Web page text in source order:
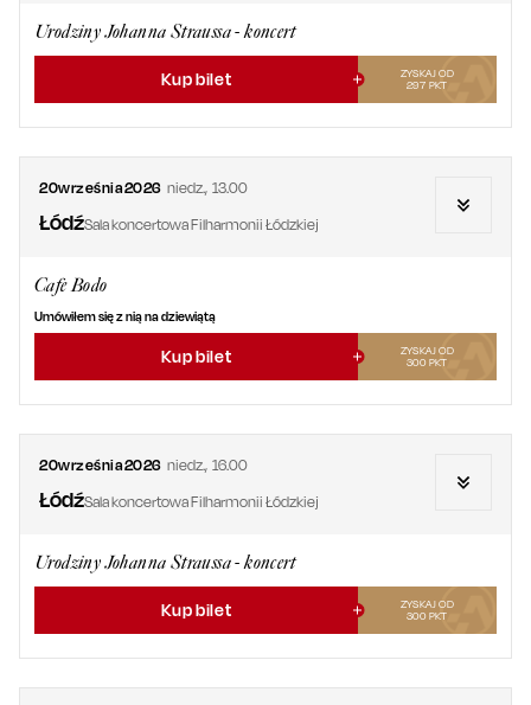
Urodziny Johanna Straussa - koncert
Kup bilet
ZYSKAJ OD
297 PKT
20września2026 niedz., 13.00
ŁódźSala koncertowa Filharmonii Łódzkiej
Cafe Bodo
Umówiłem się z nią na dziewiątą
Kup bilet
ZYSKAJ OD
300 PKT
20września2026 niedz., 16.00
ŁódźSala koncertowa Filharmonii Łódzkiej
Urodziny Johanna Straussa - koncert
Kup bilet
ZYSKAJ OD
300 PKT